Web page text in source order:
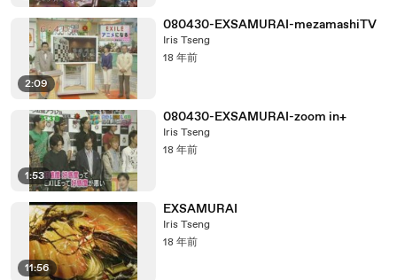
2:09
080430-EXSAMURAI-mezamashiTV
Iris Tseng
18 年前
1:53
080430-EXSAMURAI-zoom in+
Iris Tseng
18 年前
11:56
EXSAMURAI
Iris Tseng
18 年前